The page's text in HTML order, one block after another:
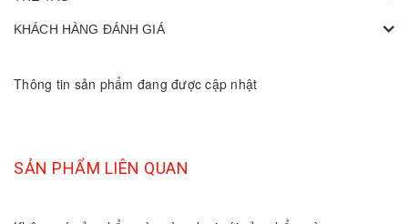
KHÁCH HÀNG ĐÁNH GIÁ
Thông tin sản phẩm đang được cập nhật
SẢN PHẨM LIÊN QUAN